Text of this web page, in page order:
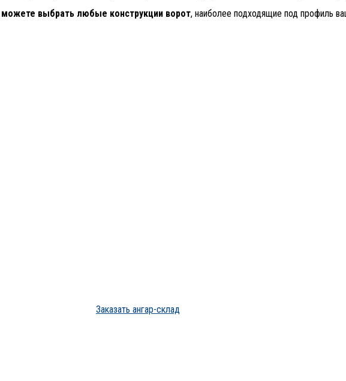
выбрать любые конструкции ворот, наиболее подходящие под профиль
Заказать ангар-склад